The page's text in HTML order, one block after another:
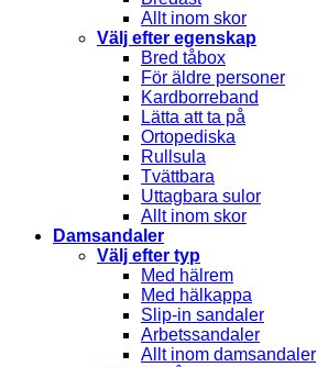
Allt inom skor
Välj efter egenskap
Bred tåbox
För äldre personer
Kardborreband
Lätta att ta på
Ortopediska
Rullsula
Tvättbara
Uttagbara sulor
Allt inom skor
Damsandaler
Välj efter typ
Med hälrem
Med hälkappa
Slip-in sandaler
Arbetssandaler
Allt inom damsandaler